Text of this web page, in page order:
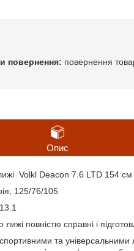
повернення
Опис
лижі Volkl Deacon 7.6 LTD 154 см
125/76/105
лижі повністю справні і
та універсальними